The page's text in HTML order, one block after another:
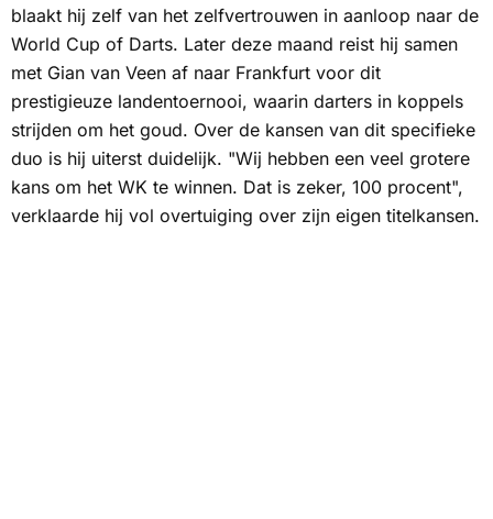
blaakt hij zelf van het zelfvertrouwen in aanloop naar de
World Cup of Darts. Later deze maand reist hij samen
met Gian van Veen af naar Frankfurt voor dit
prestigieuze landentoernooi, waarin darters in koppels
strijden om het goud. Over de kansen van dit specifieke
duo is hij uiterst duidelijk. "Wij hebben een veel grotere
kans om het WK te winnen. Dat is zeker, 100 procent",
verklaarde hij vol overtuiging over zijn eigen titelkansen.